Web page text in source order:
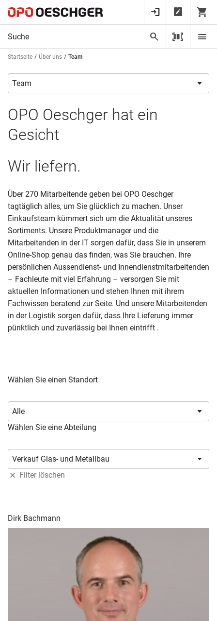
Startseite Über uns Team
OPO Oeschger hat ein
Gesicht
Wir liefern.
Über 270 Mitarbeitende geben bei OPO Oeschger
tagtäglich alles, um Sie glücklich zu machen. Unser
Einkaufsteam kümmert sich um die Aktualität unseres
Sortiments. Unsere Produktmanager und die
Mitarbeitenden in der IT sorgen dafür, dass Sie in unserem
Online-Shop genau das finden, was Sie brauchen. Ihre
persönlichen Aussendienst- und Innendienstmitarbeitenden
– Fachleute mit viel Erfahrung – versorgen Sie mit
aktuellen Informationen und stehen Ihnen mit ihrem
Fachwissen beratend zur Seite. Und unsere Mitarbeitenden
in der Logistik sorgen dafür, dass Ihre Lieferung immer
pünktlich und zuverlässig bei Ihnen eintrifft .
Wählen Sie einen Standort
Wählen Sie eine Abteilung
Filter löschen
Dirk Bachmann